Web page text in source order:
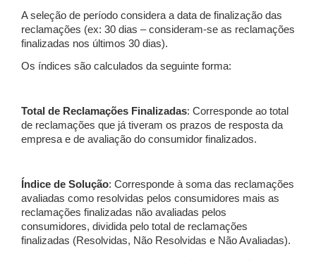
A seleção de período considera a data de finalização das
reclamações (ex: 30 dias – consideram-se as reclamações
finalizadas nos últimos 30 dias).
Os índices são calculados da seguinte forma:
Total de Reclamações Finalizadas: Corresponde ao total
de reclamações que já tiveram os prazos de resposta da
empresa e de avaliação do consumidor finalizados.
Índice de Solução: Corresponde à soma das reclamações
avaliadas como resolvidas pelos consumidores mais as
reclamações finalizadas não avaliadas pelos
consumidores, dividida pelo total de reclamações
finalizadas (Resolvidas, Não Resolvidas e Não Avaliadas).